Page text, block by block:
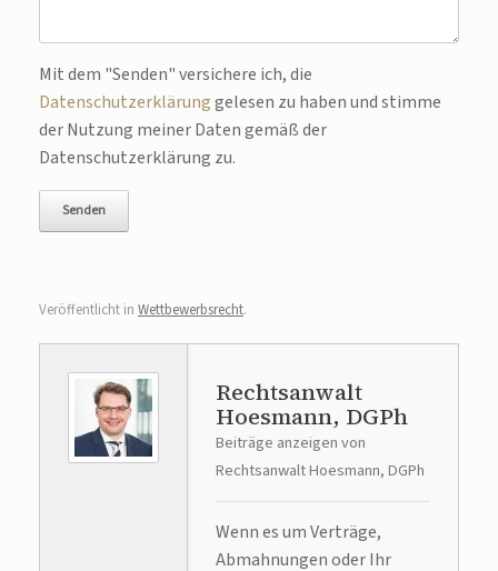
Bitte lasse dieses Feld leer.
Mit dem "Senden" versichere ich, die
Datenschutzerklärunggelesen zu haben und stimme
der Nutzung meiner Daten gemäß der
Datenschutzerklärung zu.
Veröffentlicht in Wettbewerbsrecht.
Rechtsanwalt
Hoesmann, DGPh
Beiträge anzeigen von
Rechtsanwalt Hoesmann, DGPh
Wenn es um Verträge,
Abmahnungen oder Ihr